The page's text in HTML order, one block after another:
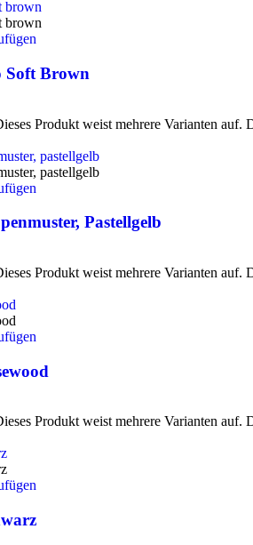
Soft Brown
Produkt weist mehrere Varianten auf.
Pastellgelb
Produkt weist mehrere Varianten auf.
Produkt weist mehrere Varianten auf.